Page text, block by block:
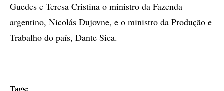
Guedes e Teresa Cristina o ministro da Fazenda
argentino, Nicolás Dujovne, e o ministro da Produção e
Trabalho do país, Dante Sica.
Tags: